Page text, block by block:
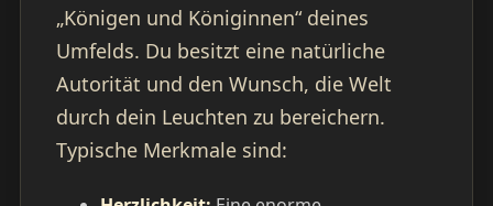
„Königen und Königinnen“ deines
Umfelds. Du besitzt eine natürliche
Autorität und den Wunsch, die Welt
durch dein Leuchten zu bereichern.
Typische Merkmale sind: